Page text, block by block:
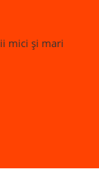
mici și mari